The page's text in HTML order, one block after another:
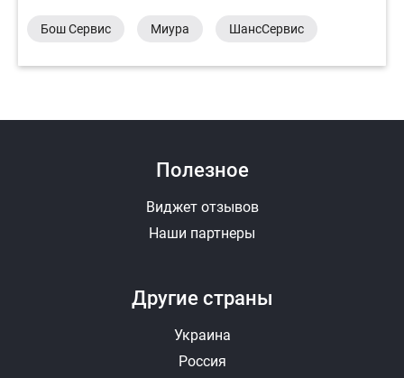
Бош Сервис Миура ШансСервис
Другие страны
Украина
Россия
Полезное
Виджет отзывов
Наши партнеры